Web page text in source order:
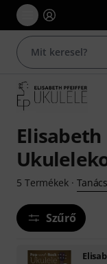
5 Termékek·
Szűrő